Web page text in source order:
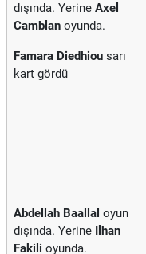
dışında. Yerine Axel
Camblan oyunda.
Famara Diedhiou sarı
kart gördü
Abdellah Baallal oyun
dışında. Yerine Ilhan
Fakili oyunda.